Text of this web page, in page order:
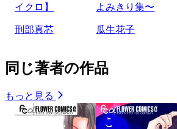
イクロ】
刑部真芯
よみきり集〜
瓜生花子
同じ著者の作品
もっと見る